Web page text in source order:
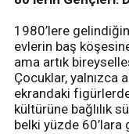
1980’lere
evlerin baş
ama artık
Çocuklar, yalnızca
ekrandaki
kültürüne bağlılık
belki yüzde